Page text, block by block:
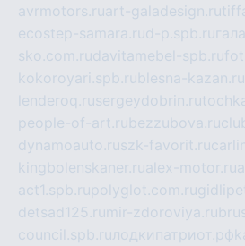
avrmotors.ruart-galadesign.ru
ecostep-samara.rud-p.spb.ru
sko.com.rudavitamebel-spb.ru
kokoroyari.spb.rublesna-kazan.ru
lenderoq.rusergeydobrin.ru
people-of-art.rubezzubova.ru
dynamoauto.ruszk-favorit.ru
kingbolenskaner.rualex-motor.ru
act1.spb.rupolyglot.com.ru
detsad125.ru mir-zdoroviya.ru
council.spb.ruлодкипатриот.рф